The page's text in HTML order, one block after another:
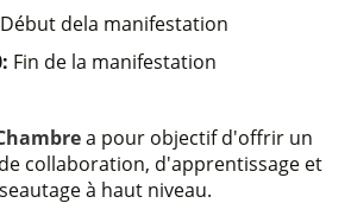
Début dela manifestation
Fin de la manifestation
a pour objectif d'offrir un
collaboration, d'apprentissage et
à haut niveau.